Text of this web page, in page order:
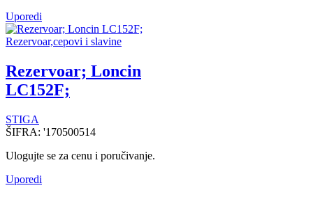
Uporedi
Rezervoar,cepovi i slavine
Rezervoar; Loncin
LC152F;
STIGA
ŠIFRA: '170500514
Ulogujte se za cenu i poručivanje.
Uporedi